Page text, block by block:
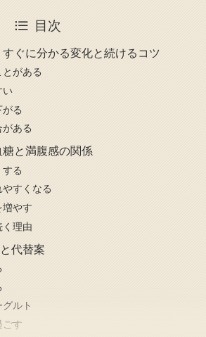
目次
ぐに分かる変化と続けるコツ
がある
い
がる
ある
と満腹感の関係
る
すくなる
増やす
く理由
代替案
ルト
ごす